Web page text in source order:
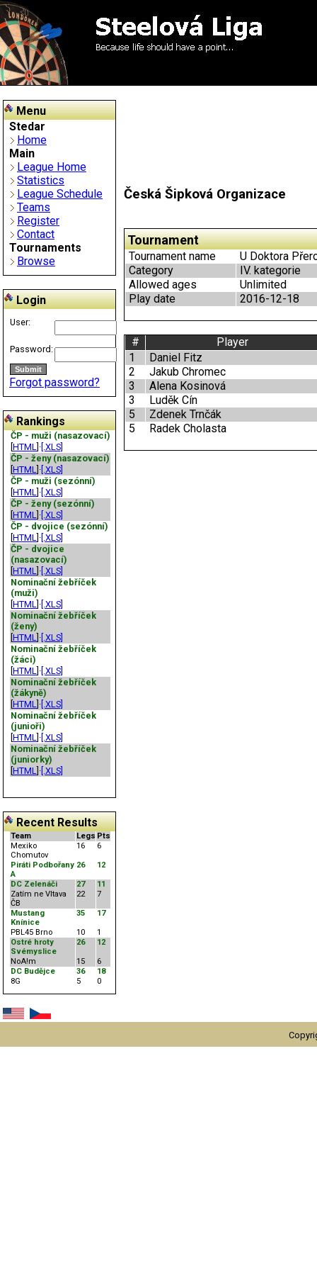
Menu
Stedar
Home
Main
League Home
Statistics
League Schedule
Teams
Register
Contact
Tournaments
Browse
Login
User:
Password:
Forgot password?
Rankings
ČP - muži (nasazovací)
HTML ]· [.XLS]
ČP - ženy (nasazovací)
HTML ]· [.XLS]
ČP - muži (sezónní)
HTML ]· [.XLS]
ČP - ženy (sezónní)
HTML ]· [.XLS]
ČP - dvojice (sezónní)
HTML ]· [.XLS]
ČP - dvojice
(nasazovací)
HTML ]· [.XLS]
Nominační žebříček
(muži)
HTML ]· [.XLS]
Nominační žebříček
(ženy)
HTML ]· [.XLS]
Nominační žebříček
(žáci)
HTML ]· [.XLS]
Nominační žebříček
(žákyně)
HTML ]· [.XLS]
Nominační žebříček
(junioři)
HTML ]· [.XLS]
Nominační žebříček
(juniorky)
HTML ]· [.XLS]
Recent Results
Team Legs Pts
Mexiko
Chomutov
16 6
Piráti Podbořany
A
26 12
DC Zelenáči 27
11
Zatím ne Vltava
ČB
22 7
Mustang
Knínice
35 17
PBL45 Brno 10
1
Ostré hroty
Svémyslice
26 12
NoA!m 15
6
DC Budějce
36
18
8G
5 0
Česká Šipková Organizace
Tournament
Tournament name
U Doktora
Category
IV. kategorie
Allowed ages
Unlimited
Play date
2016-12-18
#
Player
1
Daniel Fitz
2
Jakub Chromec
3
Alena Kosinová
3
Luděk Cín
5
Zdenek Trnčák
5
Radek Cholasta